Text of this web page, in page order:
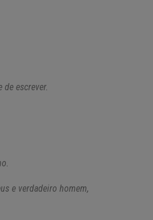
escrever.
e verdadeiro homem,